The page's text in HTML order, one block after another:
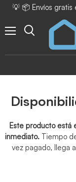
💡 📦 Envíos
Este producto está
inmediato. Tiempo
vez pagado, llega